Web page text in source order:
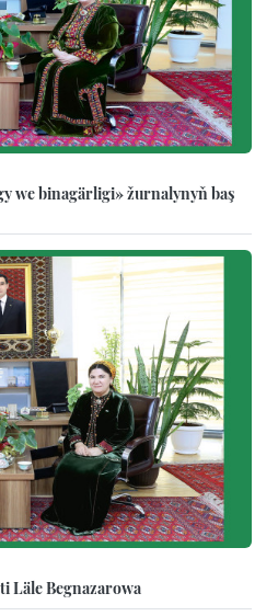
we binagärligi» žurnalynyň baş
Läle Begnazarowa